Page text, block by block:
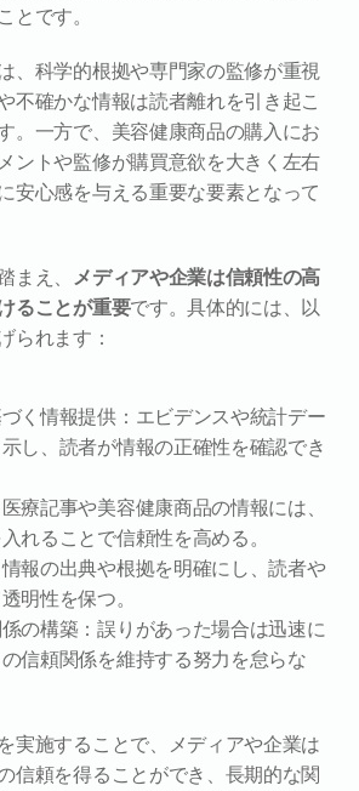
とです。
、科学的根拠や専門家の監修が重視
不確かな情報は読者離れを引き起こ
。一方で、美容健康商品の購入にお
ントや監修が購買意欲を大きく左右
安心感を与える重要な要素となって
まえ、 メディアや企業は信頼性の高
ることが重要です。具体的には、以
られます：
く情報提供：エビデンスや統計デー
し、読者が情報の正確性を確認でき
療記事や美容健康商品の情報には、
れることで信頼性を高める。
報の出典や根拠を明確にし、読者や
明性を保つ。
の構築：誤りがあった場合は迅速に
信頼関係を維持する努力を怠らな
実施することで、メディアや企業は
信頼を得ることができ、長期的な関